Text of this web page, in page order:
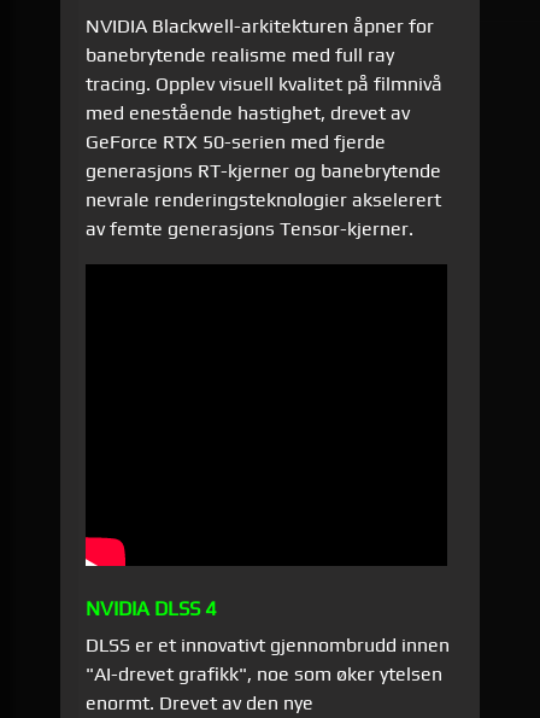
NVIDIA Blackwell-arkitekturen åpner for
banebrytende realisme med full ray
tracing. Opplev visuell kvalitet på filmnivå
med enestående hastighet, drevet av
GeForce RTX 50-serien med fjerde
generasjons RT-kjerner og banebrytende
nevrale renderingsteknologier akselerert
av femte generasjons Tensor-kjerner.
NVIDIA DLSS 4
DLSS er et innovativt gjennombrudd innen
"AI-drevet grafikk", noe som øker ytelsen
enormt. Drevet av den nye